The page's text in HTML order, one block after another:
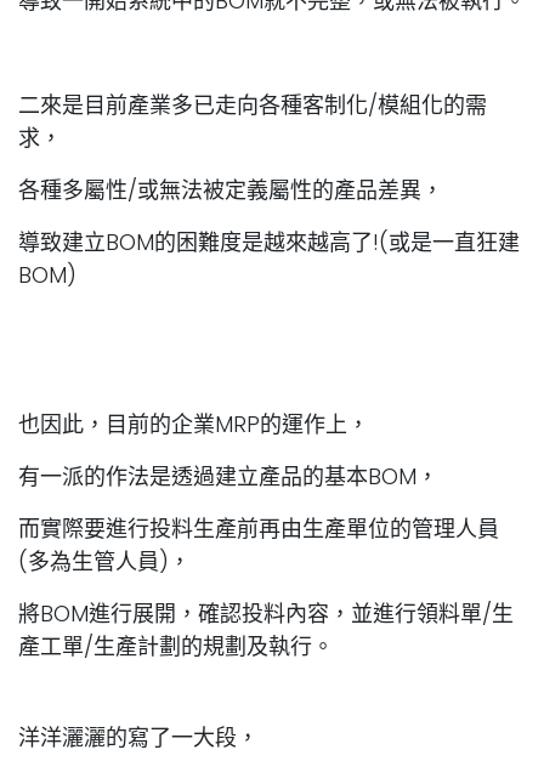
二來是目前產業多已走向各種客制化/模組化的需
求，
各種多屬性/或無法被定義屬性的產品差異，
導致建立BOM的困難度是越來越高了!(或是一直狂建
BOM)
也因此，目前的企業MRP的運作上，
有一派的作法是透過建立產品的基本BOM，
而實際要進行投料生產前再由生產單位的管理人員
(多為生管人員)，
將BOM進行展開，確認投料內容，並進行領料單/生
產工單/生產計劃的規劃及執行。
洋洋灑灑的寫了一大段，